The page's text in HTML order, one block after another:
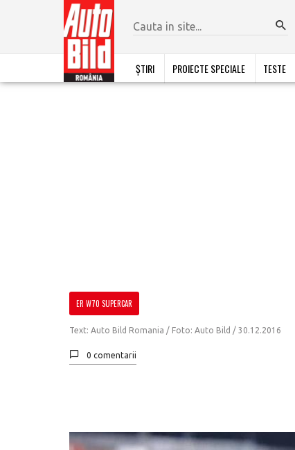
ȘTIRI PROIECTE SPECIALE TESTE
ER W70 SUPERCAR
Text: Auto Bild Romania / Foto: Auto Bild / 30.12.2016
0 comentarii